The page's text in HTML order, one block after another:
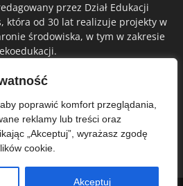
poprawić komfort przeglądania,
reklamy lub treści oraz
„Akceptuj”, wyrażasz zgodę
cookie.
Akceptuj
przez Dział Edukacji
która od 30 lat realizuje projekty w
środowiska, w tym w zakresie
ekoedukacji.
ŚLEDŹ NAS